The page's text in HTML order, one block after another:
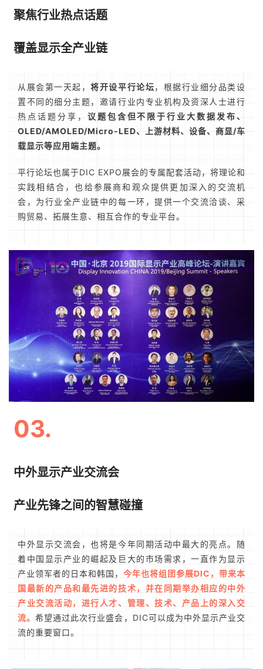
聚焦行业热点话题
覆盖显示全产业链
从展会第一天起，将开设平行论坛，根据行业细分品类设
置不同的细分主题，邀请行业内专业机构及资深人士进行
热点话题分享， 议题包含但不限于行业大数据发布、
OLED/AMOLED/Micro-LED、上游材料、设备、商显/车
载显示等应用端主题。
平行论坛也属于DIC EXPO展会的专属配套活动，将理论和
实践相结合，也给参展商和观众提供更加深入的交流机
会，为行业全产业链中的每一环，提供一个交流洽谈、采
购贸易、拓展生意、相互合作的专业平台。
03.
中外显示产业交流会
产业先锋之间的智慧碰撞
中外显示交流会，也将是今年同期活动中最大的亮点。随
着中国显示产业的崛起及巨大的市场需求，一直作为显示
产业领军者的日本和韩国， 今年也将组团参展DIC，带来本
国最新的产品和最先进的技术，并在同期举办相应的中外
产业交流活动，进行人才、管理、技术、产品上的深入交
流。希望通过此次行业盛会，DIC可以成为中外显示产业交
流的重要窗口。